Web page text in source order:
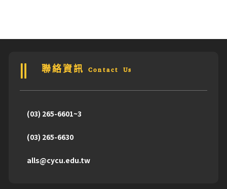
聯絡資訊 Contact Us
(03) 265-6601~3
(03) 265-6630
alls@cycu.edu.tw